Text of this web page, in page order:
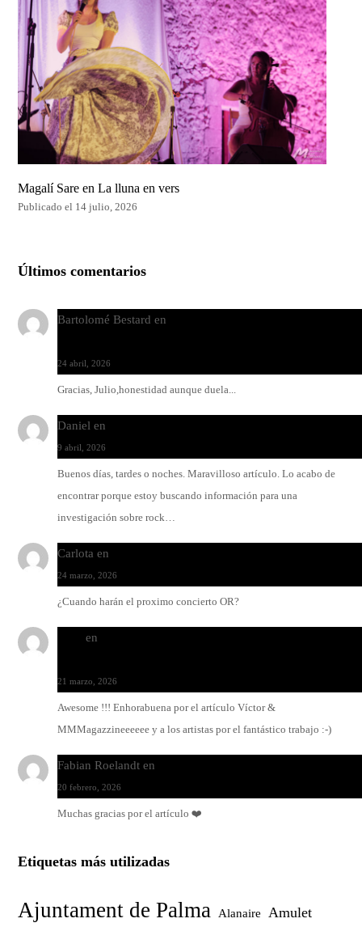
Magalí Sare en La lluna en vers
Publicado el 14 julio, 2026
Últimos comentarios
Bartolomé Bestard en
24 abril, 2026
Gracias, Julio,honestidad aunque duela...
Daniel en
9 abril, 2026
Buenos días, tardes o noches. Maravilloso artículo. Lo acabo de
encontrar porque estoy buscando información para una
investigación sobre rock…
Carlota en
24 marzo, 2026
¿Cuando harán el proximo concierto OR?
en
21 marzo, 2026
Awesome !!! Enhorabuena por el artículo Víctor &
MMMagazzineeeeee y a los artistas por el fantástico trabajo :-)
Fabian Roelandt en
20 febrero, 2026
Muchas gracias por el artículo ❤️
Etiquetas más utilizadas
Ajuntament de Palma Alanaire Amulet